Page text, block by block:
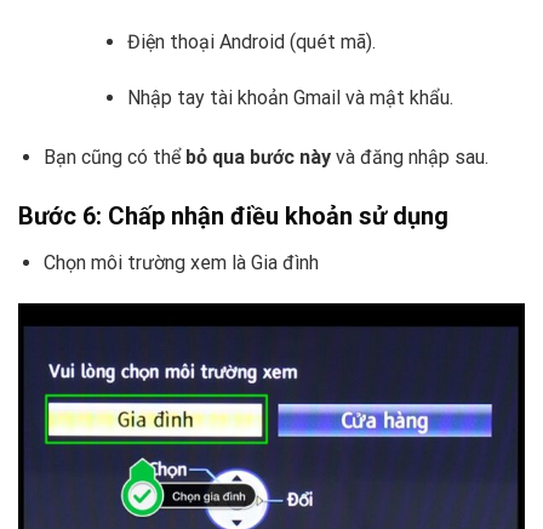
Điện thoại Android (quét mã).
Nhập tay tài khoản Gmail và mật khẩu.
Bạn cũng có thể bỏ qua bước nàyvà đăng nhập sau.
Bước 6: Chấp nhận điều khoản sử dụng
Chọn môi trường xem là Gia đình